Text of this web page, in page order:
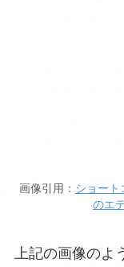
画像引用： ショート
のエ
上記の画像のよ